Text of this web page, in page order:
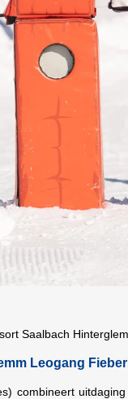
Saalbach
Leogang
combineert